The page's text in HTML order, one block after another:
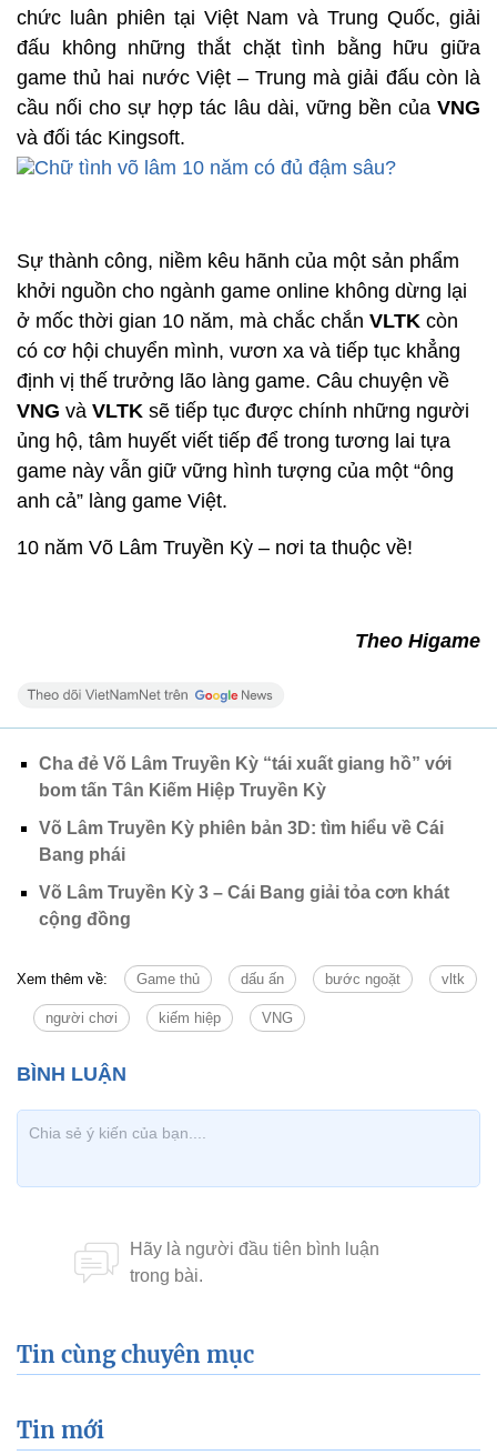
chức luân phiên tại Việt Nam và Trung Quốc, giải
đấu không những thắt chặt tình bằng hữu giữa
game thủ hai nước Việt – Trung mà giải đấu còn là
cầu nối cho sự hợp tác lâu dài, vững bền của VNG
và đối tác Kingsoft.
Sự thành công, niềm kêu hãnh của một sản phẩm
khởi nguồn cho ngành game online không dừng lại
ở mốc thời gian 10 năm, mà chắc chắn VLTK còn
có cơ hội chuyển mình, vươn xa và tiếp tục khẳng
định vị thế trưởng lão làng game. Câu chuyện về
VNG và VLTK sẽ tiếp tục được chính những người
ủng hộ, tâm huyết viết tiếp để trong tương lai tựa
game này vẫn giữ vững hình tượng của một “ông
anh cả” làng game Việt.
10 năm Võ Lâm Truyền Kỳ – nơi ta thuộc về!
Theo Higame
Cha đẻ Võ Lâm Truyền Kỳ “tái xuất giang hồ” với
bom tấn Tân Kiếm Hiệp Truyền Kỳ
Võ Lâm Truyền Kỳ phiên bản 3D: tìm hiểu về Cái
Bang phái
Võ Lâm Truyền Kỳ 3 – Cái Bang giải tỏa cơn khát
cộng đồng
Xem thêm về: Game thủ dấu ấn bước ngoặt vltk
người chơi kiếm hiệp VNG
Tin cùng chuyên mục
Tin mới